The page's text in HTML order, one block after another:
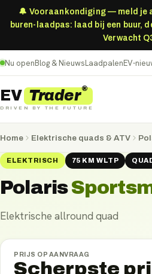
🔔 Vooraankondiging — meld je
buren-laadpas: laad bij een buur,
Verwacht
Nu openBlog & NieuwsLaadpalenEV-
EV Trader®
DRIVEN BY THE FUTURE
Home Elektrische quads & ATV
ELEKTRISCH 75 KM WLTP
Polaris
Elektrische allround quad
PRIJS OP AANVRAAG
Scherpste